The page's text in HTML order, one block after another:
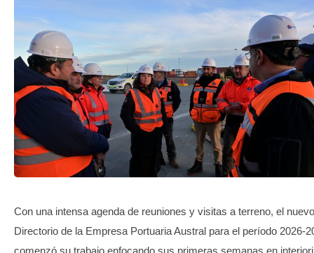
GALERIA DE FOTOS
APP MÓVIL
TRANSPARENCIA
Con una intensa agenda de reuniones y visitas a terreno, el nuevo
Directorio de la Empresa Portuaria Austral para el período 2026-
comenzó su trabajo enfocando sus primeras semanas en